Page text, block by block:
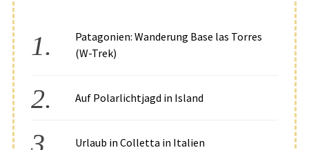
Patagonien: Wanderung Base las Torres
(W-Trek)
Auf Polarlichtjagd in Island
Urlaub in Colletta in Italien